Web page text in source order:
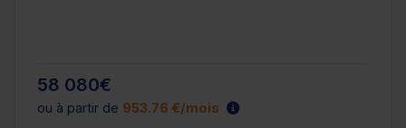
58 080€
ou à partir de 953.76 €/mois